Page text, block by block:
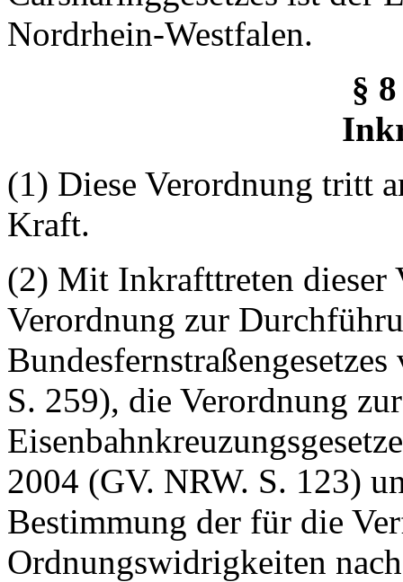
Nordrhein-Westfalen.
§
(1) Diese Verordnung tritt
Kraft.
(2) Mit Inkrafttreten dieser
Verordnung zur
S. 259), die Verordnung
2004 (GV. NRW. S. 123)
Bestimmung der für die
Ordnungswidrigkeiten